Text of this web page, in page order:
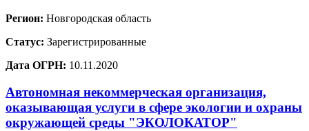
Регион: Новгородская область
Статус: Зарегистрированные
Дата ОГРН: 10.11.2020
Автономная некоммерческая организация,
оказывающая услуги в сфере экологии и охраны
окружающей среды "ЭКОЛОКАТОР"